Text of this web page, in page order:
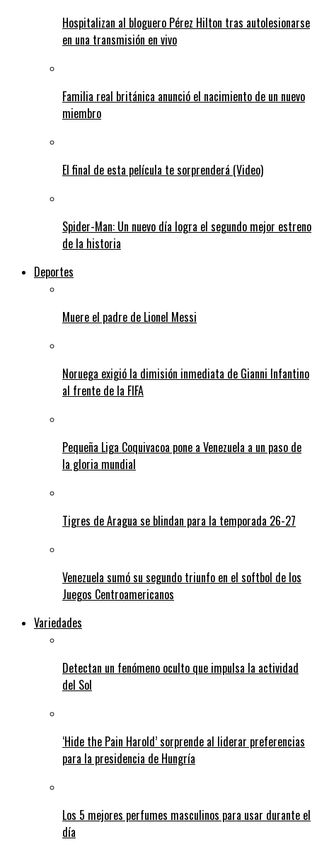
Hospitalizan al bloguero Pérez Hilton tras autolesionarse
en una transmisión en vivo
Familia real británica anunció el nacimiento de un nuevo
miembro
El final de esta película te sorprenderá (Video)
Spider-Man: Un nuevo día logra el segundo mejor estreno
de la historia
Deportes
Muere el padre de Lionel Messi
Noruega exigió la dimisión inmediata de Gianni Infantino
al frente de la FIFA
Pequeña Liga Coquivacoa pone a Venezuela a un paso de
la gloria mundial
Tigres de Aragua se blindan para la temporada 26-27
Venezuela sumó su segundo triunfo en el softbol de los
Juegos Centroamericanos
Variedades
Detectan un fenómeno oculto que impulsa la actividad
del Sol
‘Hide the Pain Harold’ sorprende al liderar preferencias
para la presidencia de Hungría
Los 5 mejores perfumes masculinos para usar durante el
día